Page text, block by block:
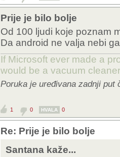
Prije je bilo bolje
Od 100 ljudi koje poznam
Da android ne valja nebi
If Microsoft ever made a
would be a vacuum
Poruka je uređivana zadnji put
1 0 HVALA 0
Re: Prije je bilo bolje
Santana kaže...